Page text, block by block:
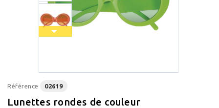
Référence 02619
Lunettes rondes de couleur